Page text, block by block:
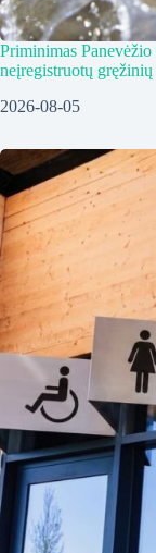
Priminimas
neįregistruotų
2026-08-05